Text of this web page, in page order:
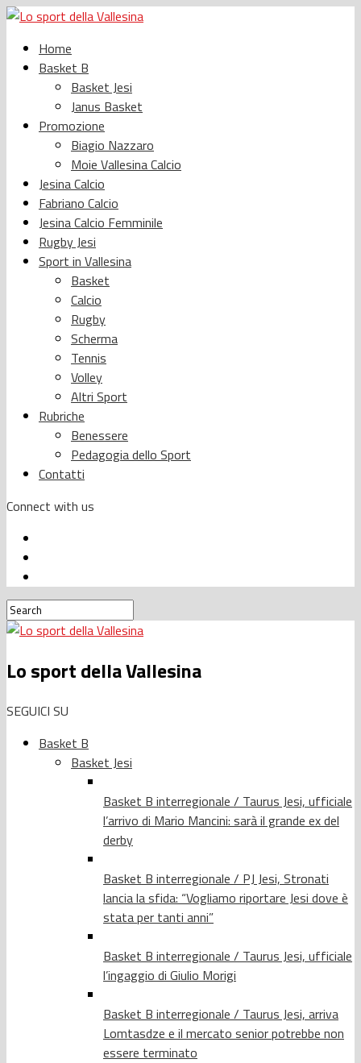
Home
Basket B
Basket Jesi
Janus Basket
Promozione
Biagio Nazzaro
Moie Vallesina Calcio
Jesina Calcio
Fabriano Calcio
Jesina Calcio Femminile
Rugby Jesi
Sport in Vallesina
Basket
Calcio
Rugby
Scherma
Tennis
Volley
Altri Sport
Rubriche
Benessere
Pedagogia dello Sport
Contatti
Connect with us
Lo sport della Vallesina
SEGUICI SU
Basket B
Basket Jesi
Basket B interregionale / Taurus Jesi, ufficiale
l’arrivo di Mario Mancini: sarà il grande ex del
derby
Basket B interregionale / PJ Jesi, Stronati
lancia la sfida: “Vogliamo riportare Jesi dove è
stata per tanti anni”
Basket B interregionale / Taurus Jesi, ufficiale
l’ingaggio di Giulio Morigi
Basket B interregionale / Taurus Jesi, arriva
Lomtasdze e il mercato senior potrebbe non
essere terminato